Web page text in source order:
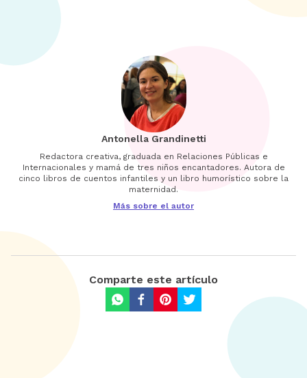
Antonella Grandinetti
Redactora creativa, graduada en Relaciones Públicas e
Internacionales y mamá de tres niños encantadores. Autora de
cinco libros de cuentos infantiles y un libro humorístico sobre la
maternidad.
Más sobre el autor
Comparte este artículo